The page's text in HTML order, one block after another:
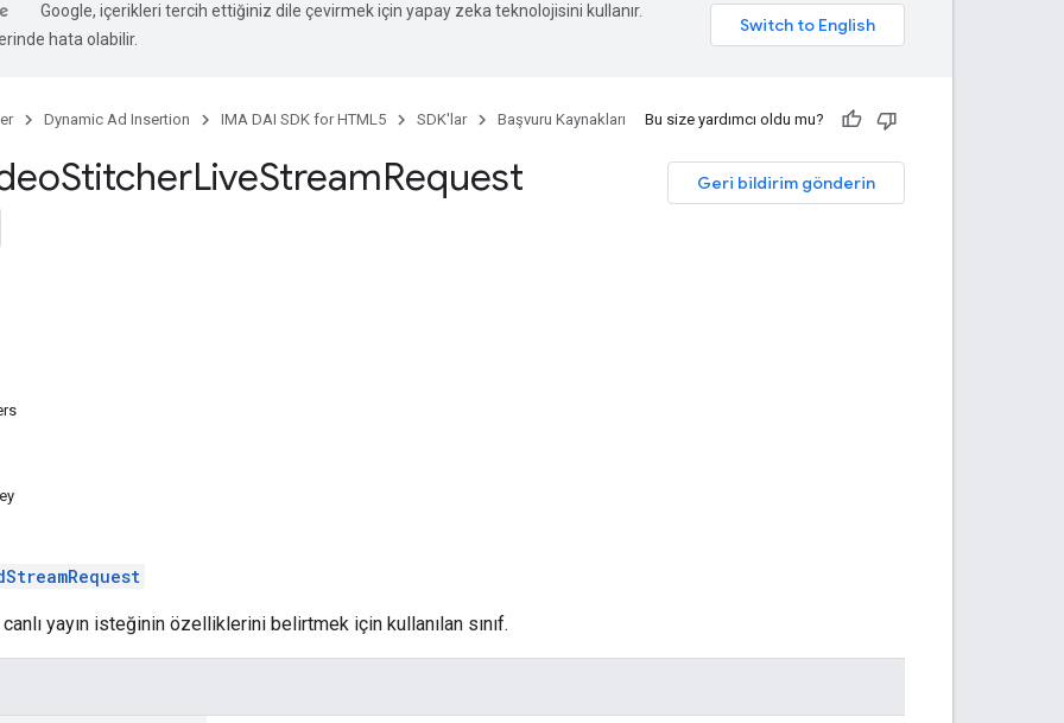
Google, içerikleri tercih ettiğiniz dile çevirmek için yapay zeka teknolojisini kullanır.
hata olabilir.
Dynamic Ad Insertion IMA DAI SDK for HTML5 SDK'lar Başvuru Kaynakları Bu size yardımcı oldu mu?
Geri bildirim gönderin
StitcherLiveStreamRequest
yayın isteğinin özelliklerini belirtmek için kullanılan sınıf.